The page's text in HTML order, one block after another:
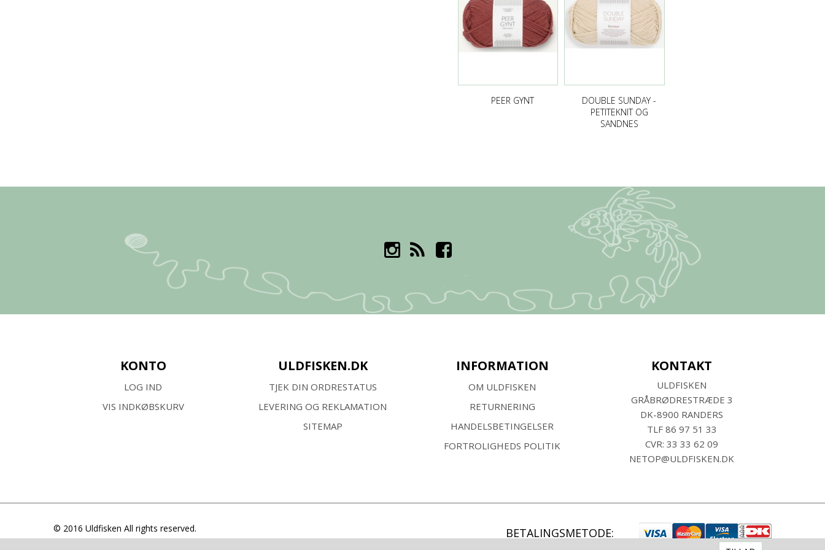
PEER GYNT
DOUBLE SUNDAY -
PETITEKNIT OG
SANDNES
KONTO
LOG IND
VIS INDKØBSKURV
ULDFISKEN.DK
TJEK DIN ORDRESTATUS
LEVERING OG REKLAMATION
SITEMAP
INFORMATION
OM ULDFISKEN
RETURNERING
HANDELSBETINGELSER
FORTROLIGHEDS POLITIK
KONTAKT
ULDFISKEN
GRÅBRØDRESTRÆDE 3
DK-8900 RANDERS
TLF 86 97 51 33
CVR: 33 33 62 09
NETOP@ULDFISKEN.DK
© 2016 Uldfisken All rights reserved. BETALINGSMETODE: